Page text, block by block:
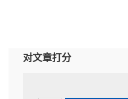
对文章打分